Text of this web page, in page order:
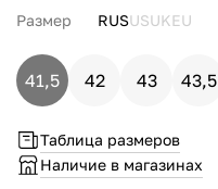
Размер RUSUSUKEU
41,5 42 43 43,5
Таблица размеров
Наличие в магазинах